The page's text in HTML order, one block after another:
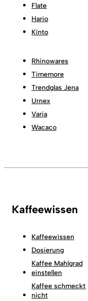
Flate
Hario
Kinto
Rhinowares
Timemore
Trendglas Jena
Urnex
Varia
Wacaco
Kaffeewissen
Kaffeewissen
Dosierung
Kaffee Mahlgrad
einstellen
Kaffee schmeckt
nicht